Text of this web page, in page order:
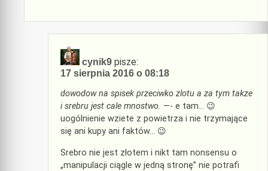
cynik9 pisze:
17 sierpnia 2016 o 08:18
dowodow na spisek przeciwko zlotu a za tym takze
i srebru jest cale mnostwo. —- e tam… 😉
uogólnienie wziete z powietrza i nie trzymające
się ani kupy ani faktów… 😉
Srebro nie jest złotem i nikt tam nonsensu o
„manipulacji ciągle w jedną stronę” nie potrafi